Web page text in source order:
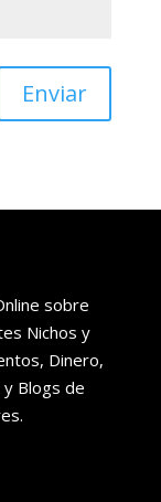
Enviar
sobre
Nichos y
Dinero,
Blogs de